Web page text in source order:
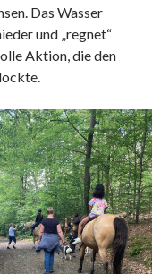
Das Wasser
und „regnet“
Aktion, die den